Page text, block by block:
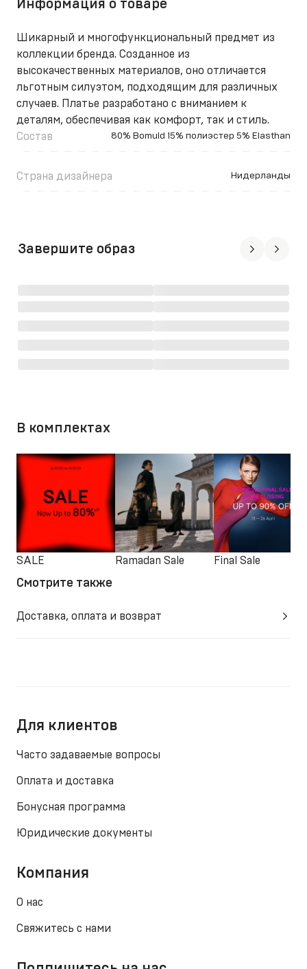
Информация о товаре
Шикарный и многофункциональный предмет из
коллекции бренда. Созданное из
высокачественных материалов, оно отличается
льготным силуэтом, подходящим для различных
случаев. Платье разработано с вниманием к
деталям, обеспечивая как комфорт, так и стиль.
Состав
80% Bomuld 15% полиэстер 5% Elasthan
Страна дизайнера Нидерланды
Завершите образ
В комплектах
SALE Ramadan Sale Final Sale
Смотрите также
Доставка, оплата и возврат
Для клиентов
Часто задаваемые вопросы
Оплата и доставка
Бонусная программа
Юридические документы
Компания
О нас
Свяжитесь с нами